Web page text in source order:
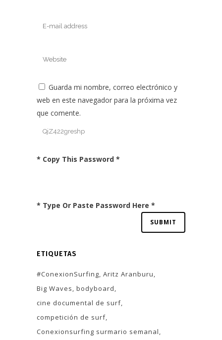
Guarda mi nombre, correo electrónico y
web en este navegador para la próxima vez
que comente.
* Copy This Password *
* Type Or Paste Password Here *
ETIQUETAS
#ConexionSurfing Aritz Aranburu
Big Waves bodyboard
cine documental de surf
competición de surf
Conexionsurfing surmario semanal